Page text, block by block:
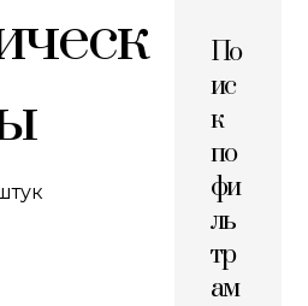
По
ис
к
по
фи
ль
тр
ам